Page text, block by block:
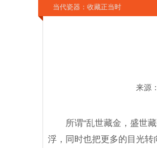
当代瓷器：收藏正当时
来源
所谓“乱世藏金，盛世藏
浮，同时也把更多的目光